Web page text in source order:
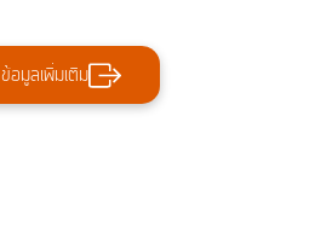
ข้อมูลเพิ่มเติม